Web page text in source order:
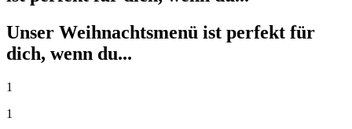
Unser Weihnachtsmenü ist perfekt für
dich, wenn du...
1
1